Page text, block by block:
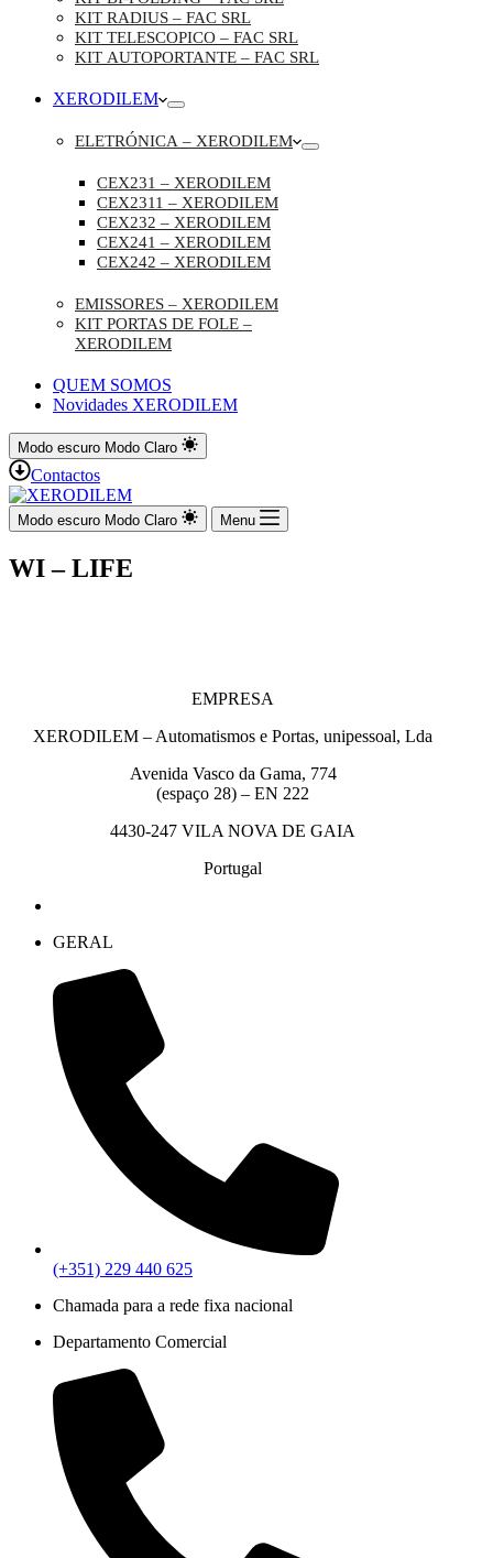
KIT RADIUS – FAC SRL
KIT TELESCOPICO – FAC SRL
KIT AUTOPORTANTE – FAC SRL
XERODILEM
ELETRÓNICA – XERODILEM
CEX231 – XERODILEM
CEX2311 – XERODILEM
CEX232 – XERODILEM
CEX241 – XERODILEM
CEX242 – XERODILEM
EMISSORES – XERODILEM
KIT PORTAS DE FOLE –
XERODILEM
QUEM SOMOS
Novidades XERODILEM
Modo escuro Modo Claro
Contactos
Modo escuro Modo Claro Menu
WI – LIFE
EMPRESA
XERODILEM – Automatismos e Portas, unipessoal, Lda
Avenida Vasco da Gama, 774
(espaço 28) – EN 222
4430-247 VILA NOVA DE GAIA
Portugal
GERAL
(+351) 229 440 625
Chamada para a rede fixa nacional
Departamento Comercial